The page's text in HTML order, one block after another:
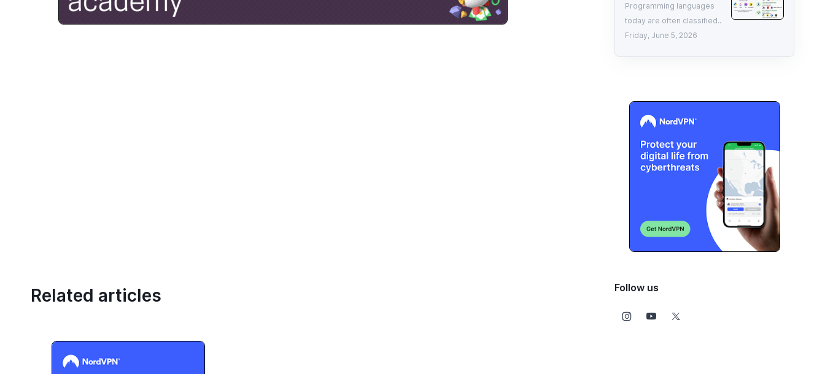
Related articles
Programming languages
today are often classified..
Friday, June 5, 2026
Follow us